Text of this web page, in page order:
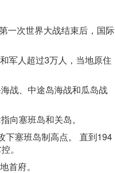
一次世界大战结束后，国际
军人超过3万人，当地原住
战、中途岛海战和瓜岛战
向塞班岛和关岛。
下塞班岛制高点。 直到194
。
首府。